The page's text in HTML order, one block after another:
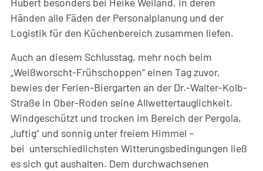
Händen alle Fäden der Personalplanung und der
Logistik für den Küchenbereich zusammen liefen.
Auch an diesem Schlusstag, mehr noch beim
„Weißworscht-Frühschoppen“ einen Tag zuvor,
bewies der Ferien-Biergarten an der Dr.-Walter-Kolb-
Straße in Ober-Roden seine Allwettertauglichkeit.
Windgeschützt und trocken im Bereich der Pergola,
„luftig“ und sonnig unter freiem Himmel –
bei unterschiedlichsten Witterungsbedingungen ließ
es sich gut aushalten. Dem durchwachsenen